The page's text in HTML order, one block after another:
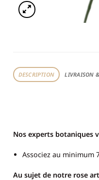
DESCRIPTION LIVRAISON
Nos experts botaniques
Associez au
Au sujet de notre rose